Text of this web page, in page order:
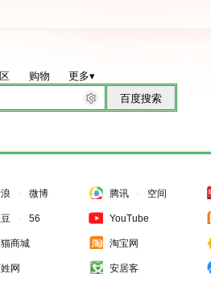
购物 更多▾
· 微博 腾讯 · 空间
· 56 YouTube
商城 淘宝网
网 安居客